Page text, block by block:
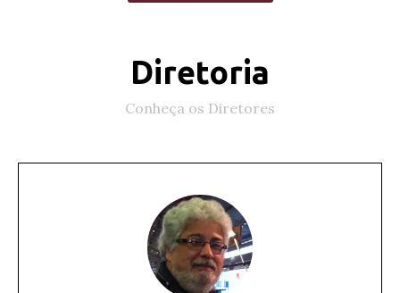
Diretoria
Conheça os Diretores